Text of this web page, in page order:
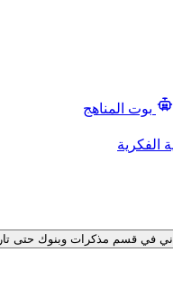
بوت المناهج
الفكرية
مذكرات وبنوك حتى تاريخ 08-08-